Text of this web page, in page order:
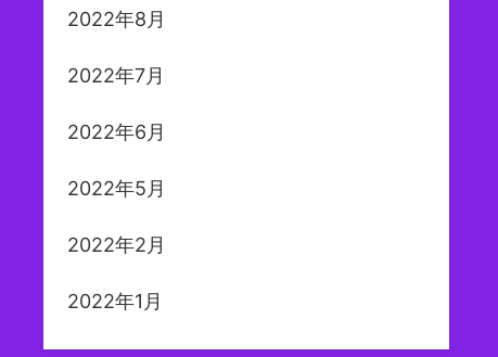
2022年8月
2022年7月
2022年6月
2022年5月
2022年2月
2022年1月